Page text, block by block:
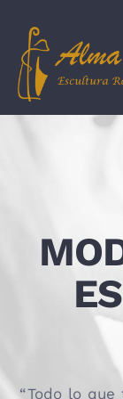
contenido
Catalogo
SERVICIOS
ANTONINO
“Todo lo